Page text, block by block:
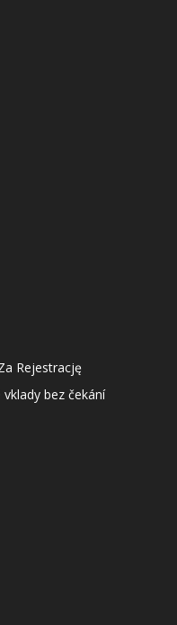
Rejestrację
bez čekání